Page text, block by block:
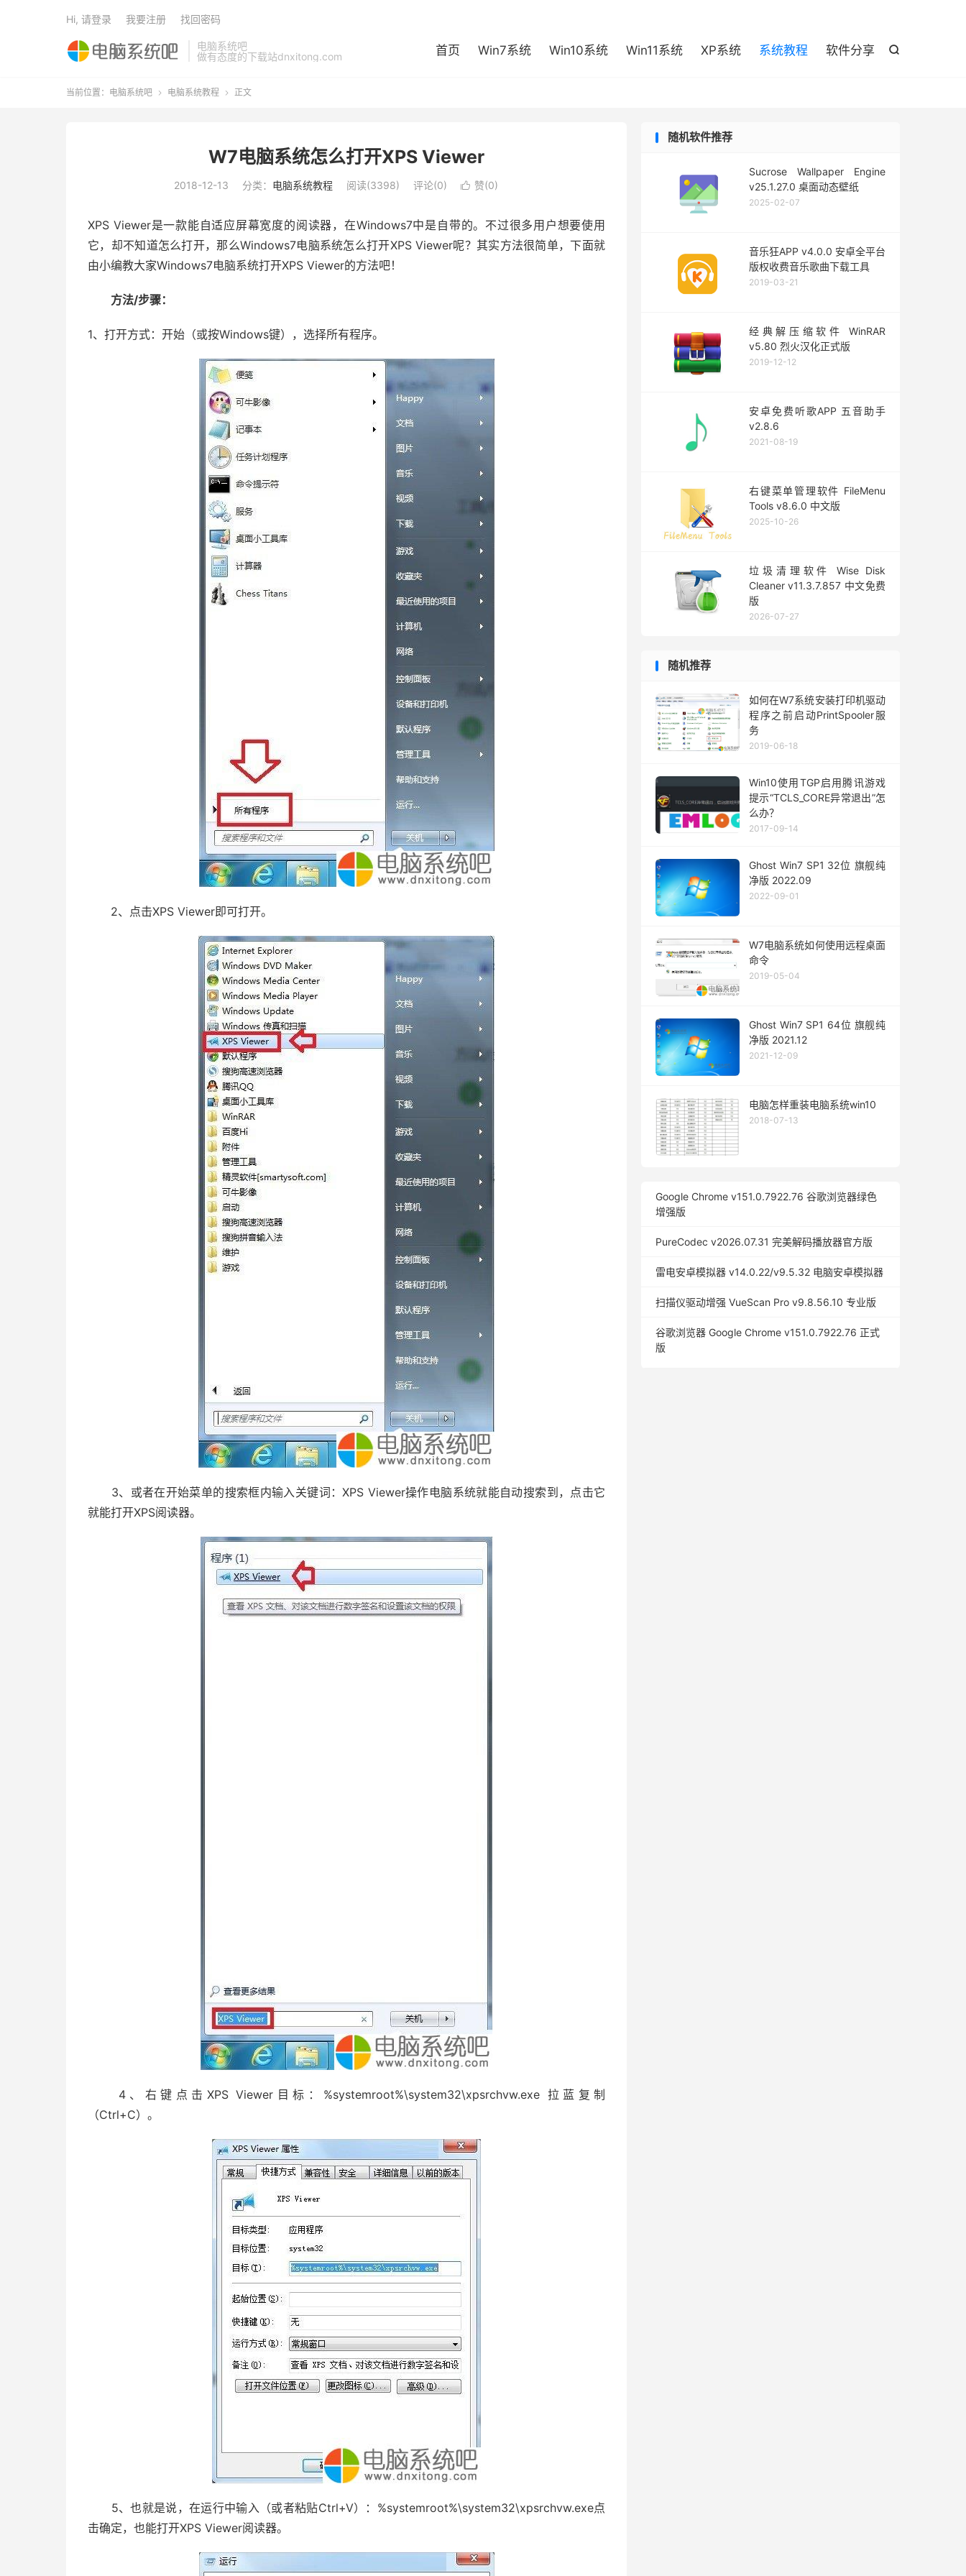
电脑系统吧
做有态度的下载站dnxitong.com

首页 Win7系统 Win10系统 Win11系统 XP系统 系统教程 软件分享
Hi, 请登录 我要注册 找回密码
当前位置： 电脑系统吧  电脑系统教程  正文
W7电脑系统怎么打开XPS Viewer
2018-12-13 分类： 电脑系统教程 阅读(3398) 评论(0)  赞(0)
XPS Viewer是一款能自适应屏幕宽度的阅读器，在Windows7中是自带的。不过很多用户想要使用
它，却不知道怎么打开，那么Windows7电脑系统怎么打开XPS Viewer呢？其实方法很简单，下面就
由小编教大家Windows7电脑系统打开XPS Viewer的方法吧！
方法/步骤：
1、打开方式：开始（或按Windows键），选择所有程序。
2、点击XPS Viewer即可打开。
3、或者在开始菜单的搜索框内输入关键词：XPS Viewer操作电脑系统就能自动搜索到，点击它
就能打开XPS阅读器。
4、右键点击XPS Viewer目标：%systemroot%\system32\xpsrchvw.exe 拉蓝复制
（Ctrl+C）。
5、也就是说，在运行中输入（或者粘贴Ctrl+V）：%systemroot%\system32\xpsrchvw.exe点
击确定，也能打开XPS Viewer阅读器。
随机软件推荐
Sucrose Wallpaper Engine
v25.1.27.0 桌面动态壁纸
2025-02-07
音乐狂APP v4.0.0 安卓全平台
版权收费音乐歌曲下载工具
2019-03-21
经典解压缩软件 WinRAR
v5.80 烈火汉化正式版
2019-12-12
安卓免费听歌APP 五音助手
v2.8.6
2021-08-19
右键菜单管理软件 FileMenu
Tools v8.6.0 中文版
2025-10-26
垃圾清理软件 Wise Disk
Cleaner v11.3.7.857 中文免费
版
2026-07-27
随机推荐
如何在W7系统安装打印机驱动
程序之前启动PrintSpooler服
务
2019-06-18
Win10使用TGP启用腾讯游戏
提示“TCLS_CORE异常退出”怎
么办？
2017-09-14
Ghost Win7 SP1 32位 旗舰纯
净版 2022.09
2022-09-01
W7电脑系统如何使用远程桌面
命令
2019-05-04
Ghost Win7 SP1 64位 旗舰纯
净版 2021.12
2021-12-09
电脑怎样重装电脑系统win10
2018-07-13
Google Chrome v151.0.7922.76 谷歌浏览器绿色
增强版
PureCodec v2026.07.31 完美解码播放器官方版
雷电安卓模拟器 v14.0.22/v9.5.32 电脑安卓模拟器
扫描仪驱动增强 VueScan Pro v9.8.56.10 专业版
谷歌浏览器 Google Chrome v151.0.7922.76 正式
版